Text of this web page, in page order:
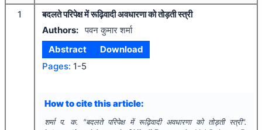
1
बदलते परिपेक्ष में रूढ़िवादी अवधारणा को तोड़ती स्त्री
Authors: पवन कुमार शर्मा
Abstract
Download
Pages: 1-5
How to cite this article:
शर्मा प. क. "बदलते परिपेक्ष में रूढ़िवादी अवधारणा को तोड़ती स्त्री".